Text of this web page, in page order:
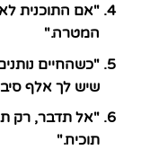
"אם התוכנית
המטרה."
"כשהחיים
שיש לך אלף
"אל תדבר, רק
תוכיח."